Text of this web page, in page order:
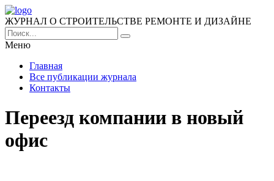
ЖУРНАЛ О СТРОИТЕЛЬСТВЕ РЕМОНТЕ И ДИЗАЙНЕ
Меню
Главная
Все публикации журнала
Контакты
Переезд компании в новый
офис